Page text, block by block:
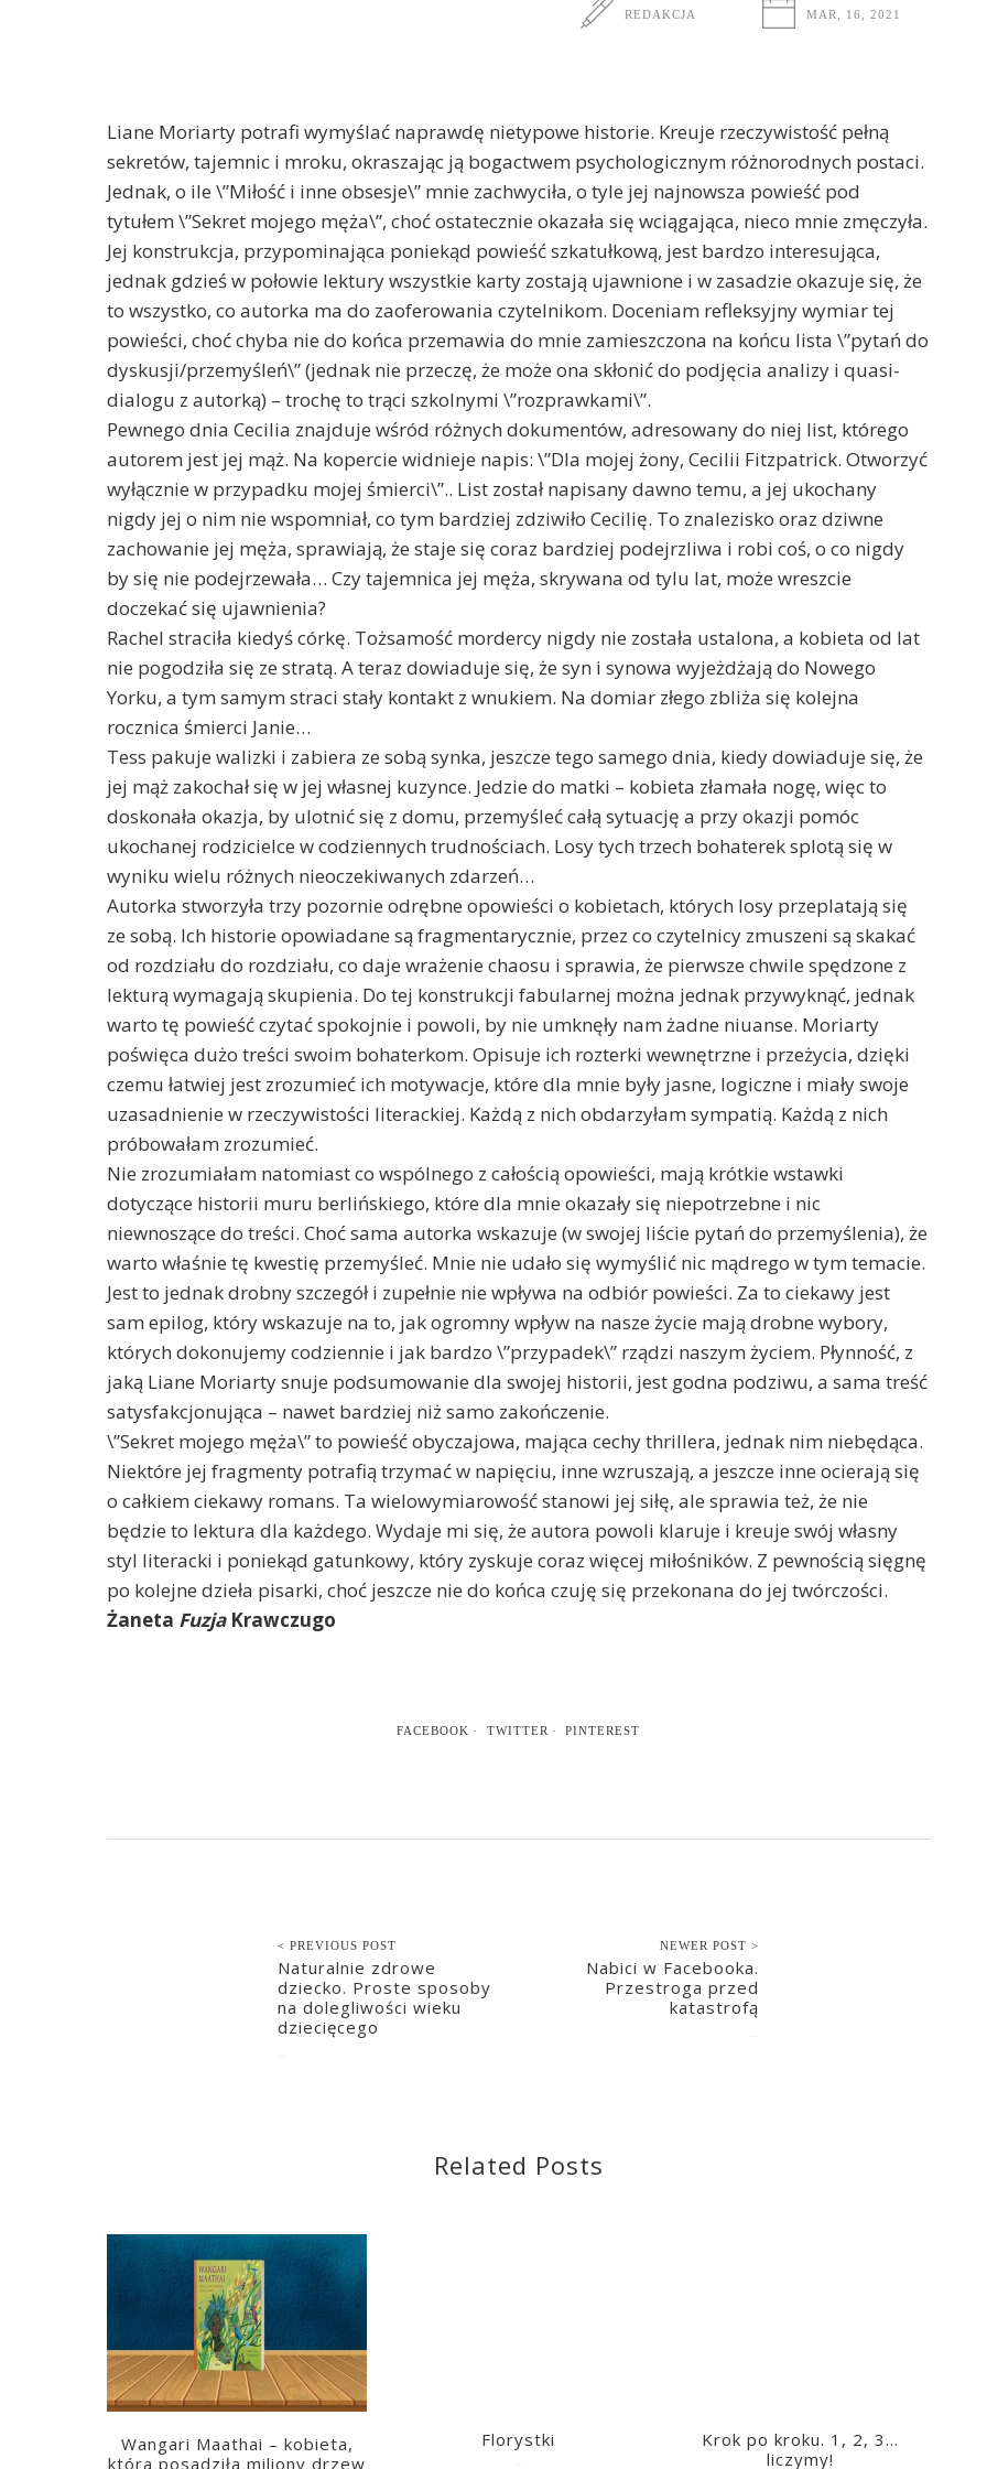
REDAKCJA MAR, 16, 2021
Liane Moriarty potrafi wymyślać naprawdę nietypowe historie. Kreuje rzeczywistość pełną
sekretów, tajemnic i mroku, okraszając ją bogactwem psychologicznym różnorodnych postaci.
Jednak, o ile \”Miłość i inne obsesje\” mnie zachwyciła, o tyle jej najnowsza powieść pod
tytułem \”Sekret mojego męża\”, choć ostatecznie okazała się wciągająca, nieco mnie zmęczyła.
Jej konstrukcja, przypominająca poniekąd powieść szkatułkową, jest bardzo interesująca,
jednak gdzieś w połowie lektury wszystkie karty zostają ujawnione i w zasadzie okazuje się, że
to wszystko, co autorka ma do zaoferowania czytelnikom. Doceniam refleksyjny wymiar tej
powieści, choć chyba nie do końca przemawia do mnie zamieszczona na końcu lista \”pytań do
dyskusji/przemyśleń\” (jednak nie przeczę, że może ona skłonić do podjęcia analizy i quasi-
dialogu z autorką) – trochę to trąci szkolnymi \”rozprawkami\”.
Pewnego dnia Cecilia znajduje wśród różnych dokumentów, adresowany do niej list, którego
autorem jest jej mąż. Na kopercie widnieje napis: \”Dla mojej żony, Cecilii Fitzpatrick. Otworzyć
wyłącznie w przypadku mojej śmierci\”.. List został napisany dawno temu, a jej ukochany
nigdy jej o nim nie wspomniał, co tym bardziej zdziwiło Cecilię. To znalezisko oraz dziwne
zachowanie jej męża, sprawiają, że staje się coraz bardziej podejrzliwa i robi coś, o co nigdy
by się nie podejrzewała… Czy tajemnica jej męża, skrywana od tylu lat, może wreszcie
doczekać się ujawnienia?
Rachel straciła kiedyś córkę. Tożsamość mordercy nigdy nie została ustalona, a kobieta od lat
nie pogodziła się ze stratą. A teraz dowiaduje się, że syn i synowa wyjeżdżają do Nowego
Yorku, a tym samym straci stały kontakt z wnukiem. Na domiar złego zbliża się kolejna
rocznica śmierci Janie…
Tess pakuje walizki i zabiera ze sobą synka, jeszcze tego samego dnia, kiedy dowiaduje się, że
jej mąż zakochał się w jej własnej kuzynce. Jedzie do matki – kobieta złamała nogę, więc to
doskonała okazja, by ulotnić się z domu, przemyśleć całą sytuację a przy okazji pomóc
ukochanej rodzicielce w codziennych trudnościach. Losy tych trzech bohaterek splotą się w
wyniku wielu różnych nieoczekiwanych zdarzeń…
Autorka stworzyła trzy pozornie odrębne opowieści o kobietach, których losy przeplatają się
ze sobą. Ich historie opowiadane są fragmentarycznie, przez co czytelnicy zmuszeni są skakać
od rozdziału do rozdziału, co daje wrażenie chaosu i sprawia, że pierwsze chwile spędzone z
lekturą wymagają skupienia. Do tej konstrukcji fabularnej można jednak przywyknąć, jednak
warto tę powieść czytać spokojnie i powoli, by nie umknęły nam żadne niuanse. Moriarty
poświęca dużo treści swoim bohaterkom. Opisuje ich rozterki wewnętrzne i przeżycia, dzięki
czemu łatwiej jest zrozumieć ich motywacje, które dla mnie były jasne, logiczne i miały swoje
uzasadnienie w rzeczywistości literackiej. Każdą z nich obdarzyłam sympatią. Każdą z nich
próbowałam zrozumieć.
Nie zrozumiałam natomiast co wspólnego z całością opowieści, mają krótkie wstawki
dotyczące historii muru berlińskiego, które dla mnie okazały się niepotrzebne i nic
niewnoszące do treści. Choć sama autorka wskazuje (w swojej liście pytań do przemyślenia), że
warto właśnie tę kwestię przemyśleć. Mnie nie udało się wymyślić nic mądrego w tym temacie.
Jest to jednak drobny szczegół i zupełnie nie wpływa na odbiór powieści. Za to ciekawy jest
sam epilog, który wskazuje na to, jak ogromny wpływ na nasze życie mają drobne wybory,
których dokonujemy codziennie i jak bardzo \”przypadek\” rządzi naszym życiem. Płynność, z
jaką Liane Moriarty snuje podsumowanie dla swojej historii, jest godna podziwu, a sama treść
satysfakcjonująca – nawet bardziej niż samo zakończenie.
\”Sekret mojego męża\” to powieść obyczajowa, mająca cechy thrillera, jednak nim niebędąca.
Niektóre jej fragmenty potrafią trzymać w napięciu, inne wzruszają, a jeszcze inne ocierają się
o całkiem ciekawy romans. Ta wielowymiarowość stanowi jej siłę, ale sprawia też, że nie
będzie to lektura dla każdego. Wydaje mi się, że autora powoli klaruje i kreuje swój własny
styl literacki i poniekąd gatunkowy, który zyskuje coraz więcej miłośników. Z pewnością sięgnę
po kolejne dzieła pisarki, choć jeszcze nie do końca czuję się przekonana do jej twórczości.
Żaneta FuzjaKrawczugo
FACEBOOK TWITTER PINTEREST
< PREVIOUS POST
Naturalnie zdrowe
dziecko. Proste sposoby
na dolegliwości wieku
dziecięcego
NEWER POST >
Nabici w Facebooka.
Przestroga przed
katastrofą
Related Posts
Wangari Maathai – kobieta,
która posadziła miliony drzew
Florystki
Krok po kroku. 1, 2, 3…
liczymy!